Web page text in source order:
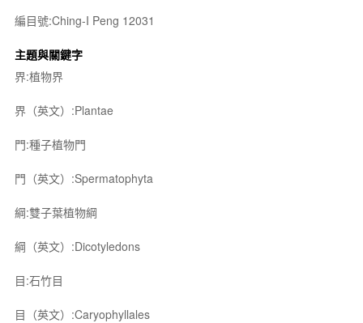
編目號:Ching-I Peng 12031
主題與關鍵字
界:植物界
界（英文）:Plantae
門:種子植物門
門（英文）:Spermatophyta
綱:雙子葉植物綱
綱（英文）:Dicotyledons
目:石竹目
目（英文）:Caryophyllales